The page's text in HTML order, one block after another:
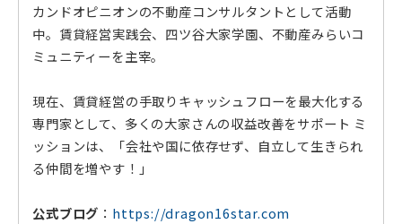
カンドオピニオンの不動産コンサルタントとして活動
中。賃貸経営実践会、四ツ谷大家学園、不動産みらいコ
ミュニティーを主宰。
現在、賃貸経営の手取りキャッシュフローを最大化する
専門家として、多くの大家さんの収益改善をサポート ミ
ッションは、「会社や国に依存せず、自立して生きられ
る仲間を増やす！」
公式ブログ ： https://dragon16star.com